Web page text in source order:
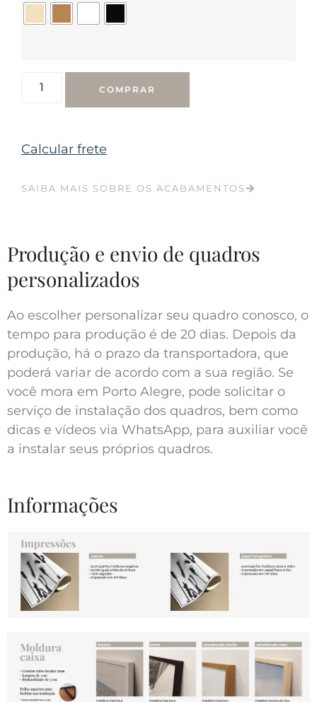
COMPRAR
Calcular frete
SAIBA MAIS SOBRE OS ACABAMENTOS
Produção e envio de quadros
personalizados
Ao escolher personalizar seu quadro conosco, o
tempo para produção é de 20 dias. Depois da
produção, há o prazo da transportadora, que
poderá variar de acordo com a sua região. Se
você mora em Porto Alegre, pode solicitar o
serviço de instalação dos quadros, bem como
dicas e vídeos via WhatsApp, para auxiliar você
a instalar seus próprios quadros.
Informações